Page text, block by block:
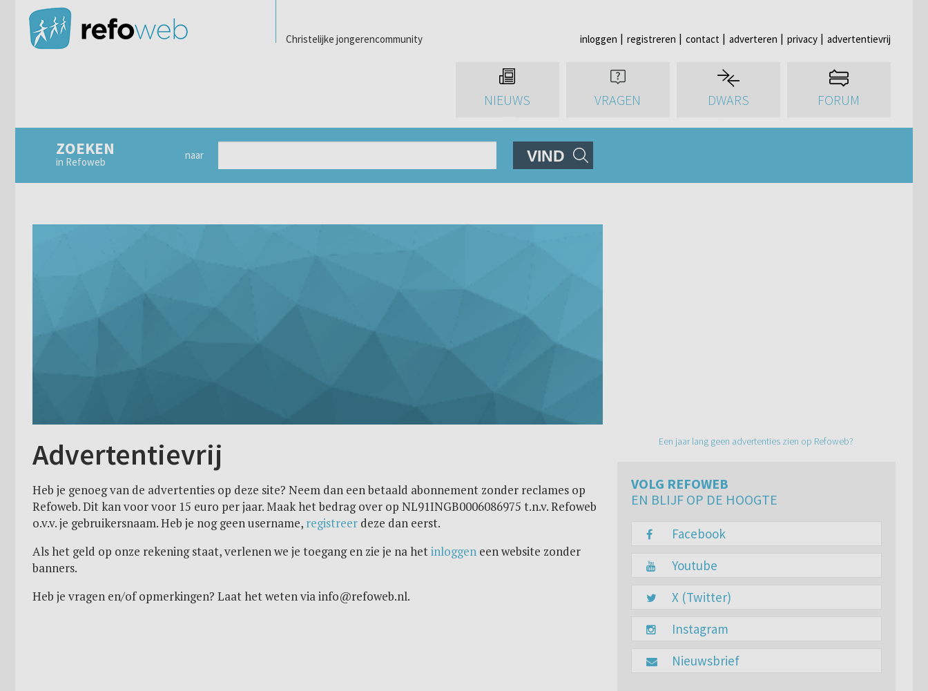
Christelijke jongerencommunity inloggen registreren contact adverteren privacy advertentievrij
NIEUWS VRAGEN DWARS FORUM
ZOEKEN
in Refoweb
naar VIND
Advertentievrij
Heb je genoeg van de advertenties op deze site? Neem dan een betaald abonnement zonder reclames op
Refoweb. Dit kan voor voor 15 euro per jaar. Maak het bedrag over op NL91INGB0006086975 t.n.v. Refoweb
o.v.v. je gebruikersnaam. Heb je nog geen username, registreer deze dan eerst.
Als het geld op onze rekening staat, verlenen we je toegang en zie je na hetinloggen een website zonder
banners.
Heb je vragen en/of opmerkingen? Laat het weten via info@refoweb.nl.
Een jaar lang geen advertenties zien op Refoweb?
VOLG REFOWEB
EN BLIJF OP DE HOOGTE
Facebook
Youtube
X (Twitter)
Instagram
Nieuwsbrief